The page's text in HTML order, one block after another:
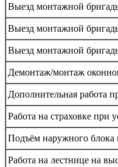
Выезд монтажной
Выезд монтажной
Выезд монтажной
Демонтаж/монтаж
Дополнительная работа
Работа на страховке при
Подъём наружного блока
Работа на лестнице на